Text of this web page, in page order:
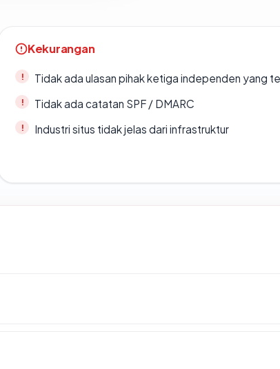
Kekurangan
Tidak ada ulasan pihak ketiga independen yang
Tidak ada catatan SPF / DMARC
Industri situs tidak jelas dari infrastruktur